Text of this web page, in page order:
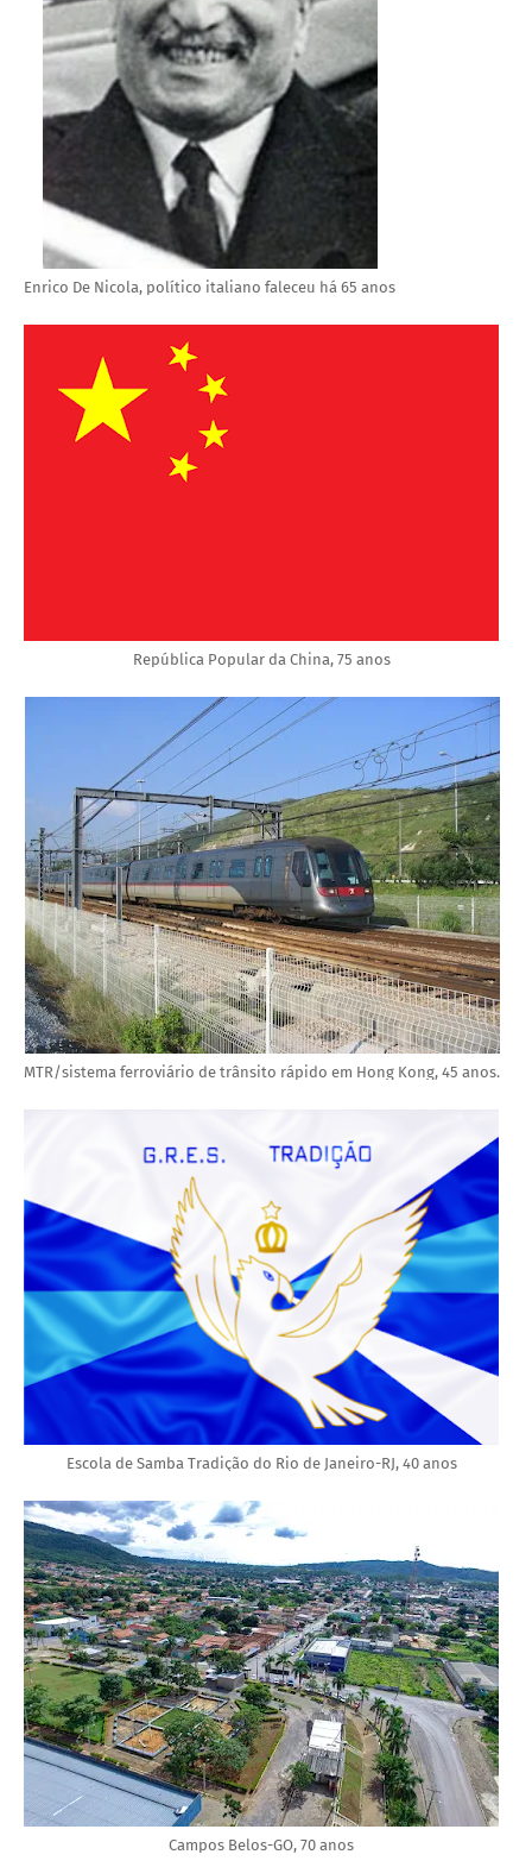
Enrico De Nicola, político italiano faleceu há 65 anos
República Popular da China, 75 anos
MTR/sistema ferroviário de trânsito rápido em Hong Kong, 45 anos.
Escola de Samba Tradição do Rio de Janeiro-RJ, 40 anos
Campos Belos-GO, 70 anos